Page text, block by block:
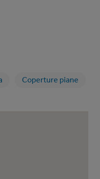
Coperture piane